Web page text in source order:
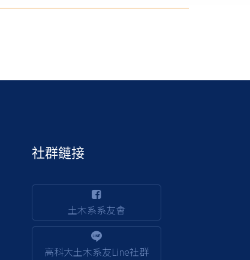
社群鏈接
土木系系友會
高科大土木系友Line社群